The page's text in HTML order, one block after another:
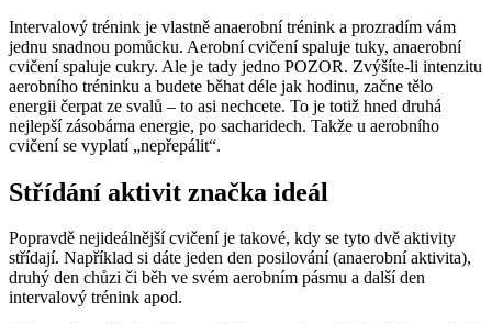
Intervalový trénink je vlastně anaerobní trénink a prozradím vám
jednu snadnou pomůcku. Aerobní cvičení spaluje tuky, anaerobní
cvičení spaluje cukry. Ale je tady jedno POZOR. Zvýšíte-li intenzitu
aerobního tréninku a budete běhat déle jak hodinu, začne tělo
energii čerpat ze svalů – to asi nechcete. To je totiž hned druhá
nejlepší zásobárna energie, po sacharidech. Takže u aerobního
cvičení se vyplatí „nepřepálit“.
Střídání aktivit značka ideál
Popravdě nejideálnější cvičení je takové, kdy se tyto dvě aktivity
střídají. Například si dáte jeden den posilování (anaerobní aktivita),
druhý den chůzi či běh ve svém aerobním pásmu a další den
intervalový trénink apod.